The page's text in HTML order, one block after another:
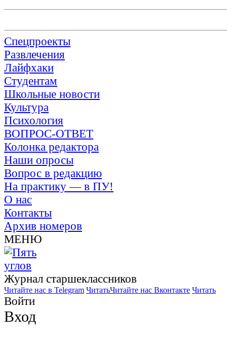
Спецпроекты
Развлечения
Лайфхаки
Студентам
Школьные новости
Культура
Психология
ВОПРОС-ОТВЕТ
Колонка редактора
Наши опросы
Вопрос в редакцию
На практику — в ПУ!
О нас
Контакты
Архив номеров
МЕНЮ
Журнал старшекласcников
Читайте нас в Telegram ЧитатьЧитайте нас Вконтакте Читать
Войти
Вход